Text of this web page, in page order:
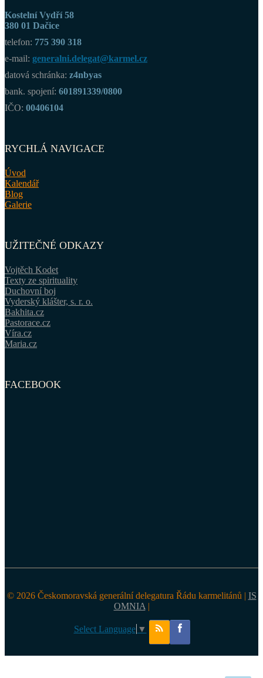
Kostelní Vydří 58
380 01 Dačice
telefon: 775 390 318
e-mail: generalni.delegat@karmel.cz
datová schránka: z4nbyas
bank. spojení: 601891339/0800
IČO: 00406104
RYCHLÁ NAVIGACE
Úvod
Kalendář
Blog
Galerie
UŽITEČNÉ ODKAZY
Vojtěch Kodet
Texty ze spirituality
Duchovní boj
Vyderský klášter, s. r. o.
Bakhita.cz
Pastorace.cz
Víra.cz
Maria.cz
FACEBOOK
© 2026 Českomoravská generální delegatura Řádu karmelitánů | IS
OMNIA |
Select Language ▼